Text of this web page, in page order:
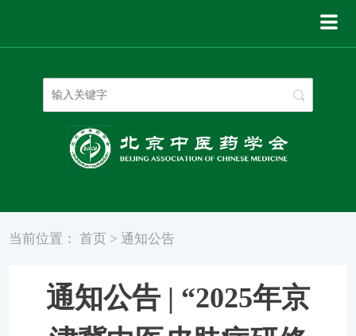
当前位置：首页 >通知公告
通知公告 | “2025年京